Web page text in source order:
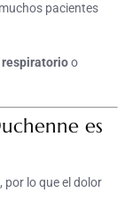
pacientes
o
es
, por lo que el dolor